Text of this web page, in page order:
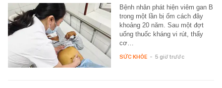
Bệnh nhân phát hiện viêm gan B
trong một lần bị ốm cách đây
khoảng 20 năm. Sau một đợt
uống thuốc kháng vi rút, thấy
cơ…
SỨC KHỎE - 5 giờ trước